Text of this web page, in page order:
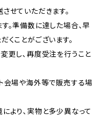
せていただきます。
。準備数に達した場合､早
ことがございます。
更し､再度受注を行うこと
会場や海外等で販売する場
より､実物と多少異なって